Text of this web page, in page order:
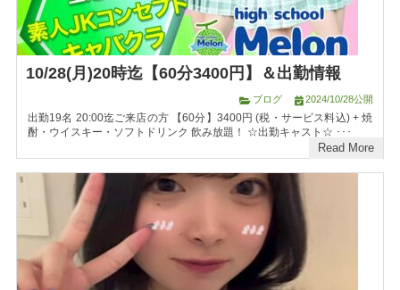
10/28(月)20時迄【60分3400円】＆出勤情報
ブログ 2024/10/28公開
出勤19名 20:00迄ご来店の方 【60分】3400円 (税・サービス料込) + 焼
酎・ウイスキー・ソフトドリンク 飲み放題！ ☆出勤キャスト☆ ･･･
Read More